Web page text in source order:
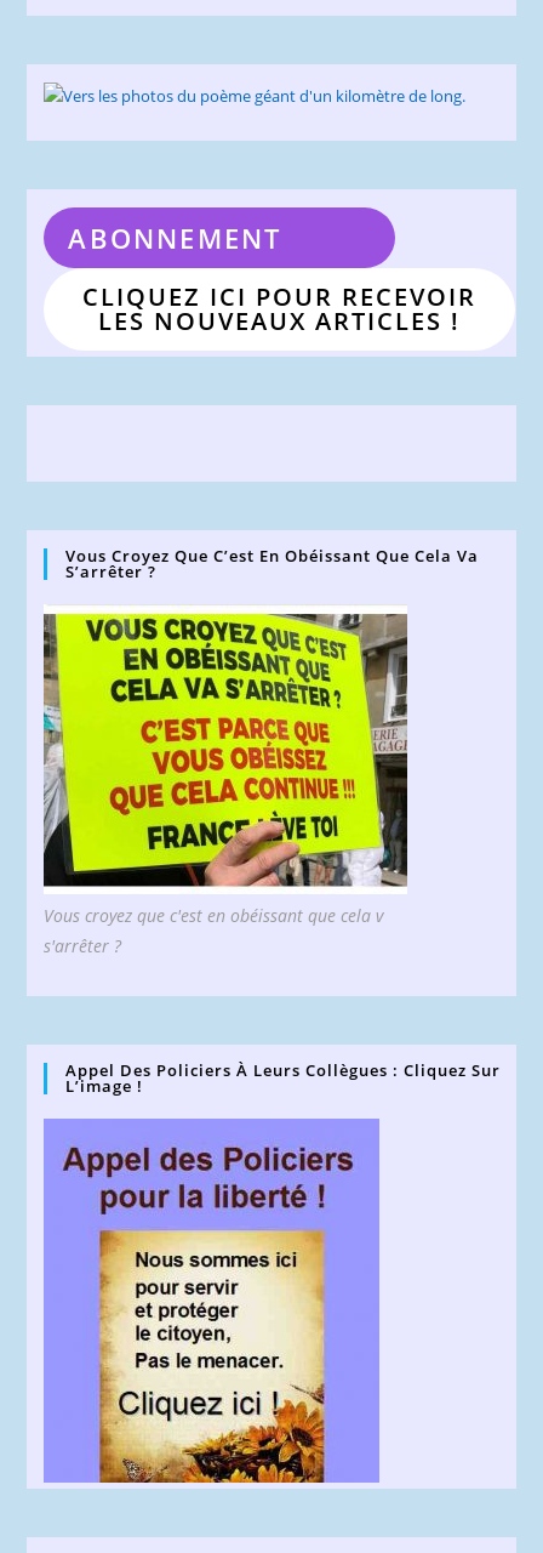
ABONNEMENT
CLIQUEZ ICI POUR RECEVOIR
LES NOUVEAUX ARTICLES !
Vous Croyez Que C’est En Obéissant Que Cela Va
S’arrêter ?
Vous croyez que c'est en obéissant que cela v
s'arrêter ?
Appel Des Policiers À Leurs Collègues : Cliquez Sur
L’image !